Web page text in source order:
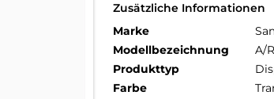
Zusätzliche Informationen
Marke
Modellbezeichnung
A/
Produkttyp
Farbe